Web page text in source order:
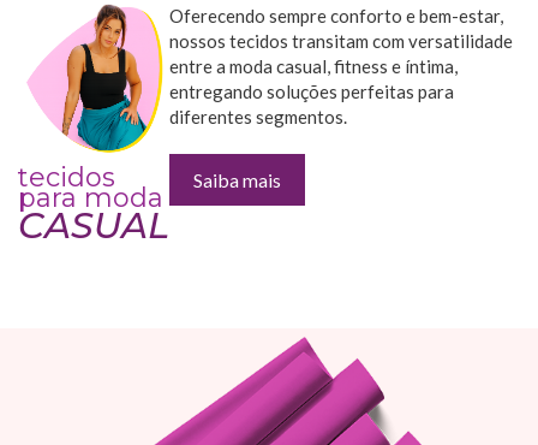
tecidos
para moda
CASUAL
Oferecendo sempre conforto e bem-estar,
nossos tecidos transitam com versatilidade
entre a moda casual, fitness e íntima,
entregando soluções perfeitas para
diferentes segmentos.
Saiba mais